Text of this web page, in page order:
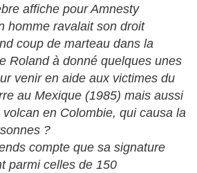
affiche pour Amnesty
homme ravalait son droit
coup de marteau dans la
Roland à donné quelques unes
venir en aide aux victimes du
au Mexique (1985) mais aussi
en Colombie, qui causa la
?
que sa signature
parmi celles de 150